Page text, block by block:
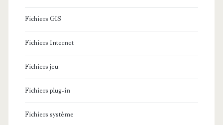
Fichiers GIS
Fichiers Internet
Fichiers jeu
Fichiers plug-in
Fichiers système